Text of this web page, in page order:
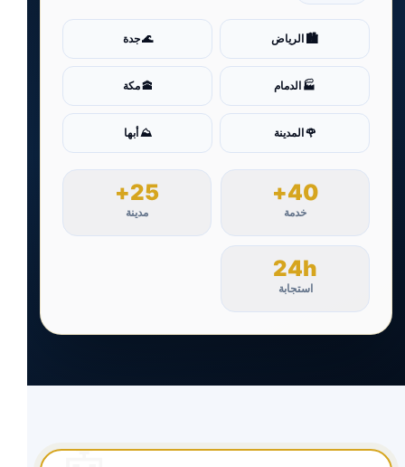
🏙️ الرياض 🌊 جدة
🏭 الدمام 🕋 مكة
🌹 المدينة ⛰️ أبها
40+
خدمة
25+
مدينة
24h
استجابة